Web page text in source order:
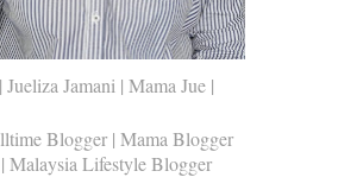
| Jueliza Jamani | Mama Jue |
Blogger | Mama Blogger
| Malaysia Lifestyle Blogger